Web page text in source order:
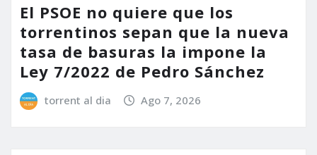
El PSOE no quiere que los
torrentinos sepan que la nueva
tasa de basuras la impone la
Ley 7/2022 de Pedro Sánchez
torrent al dia Ago 7, 2026